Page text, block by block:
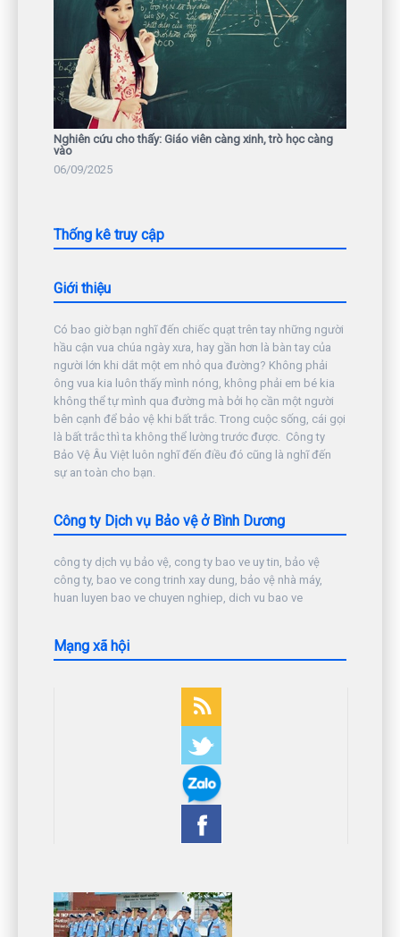
Nghiên cứu cho thấy: Giáo viên càng xinh, trò học càng
vào
06/09/2025
Thống kê truy cập
Giới thiệu
Có bao giờ bạn nghĩ đến chiếc quạt trên tay những người
hầu cận vua chúa ngày xưa, hay gần hơn là bàn tay của
người lớn khi dắt một em nhỏ qua đường? Không phải
ông vua kia luôn thấy mình nóng, không phải em bé kia
không thể tự mình qua đường mà bởi họ cần một người
bên cạnh để bảo vệ khi bất trắc. Trong cuộc sống, cái gọi
là bất trắc thì ta không thể lường trước được. Công ty
Bảo Vệ Âu Việt luôn nghĩ đến điều đó cũng là nghĩ đến
sự an toàn cho bạn.
Công ty Dịch vụ Bảo vệ ở Bình Dương
công ty dịch vụ bảo vệ, cong ty bao ve uy tin, bảo vệ
công ty, bao ve cong trinh xay dung, bảo vệ nhà máy,
huan luyen bao ve chuyen nghiep, dich vu bao ve
Mạng xã hội